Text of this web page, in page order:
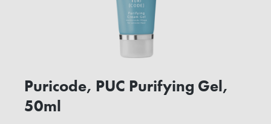
Puricode, PUC Purifying Gel,
50ml